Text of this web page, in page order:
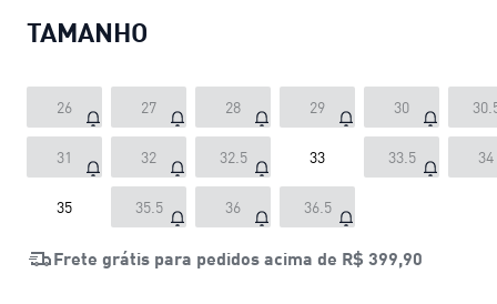
TAMANHO
26 27 28 29 30
31 32 32.5 33 33.5 34
35 35.5 36 36.5
Frete grátis para pedidos acima de R$ 399,90